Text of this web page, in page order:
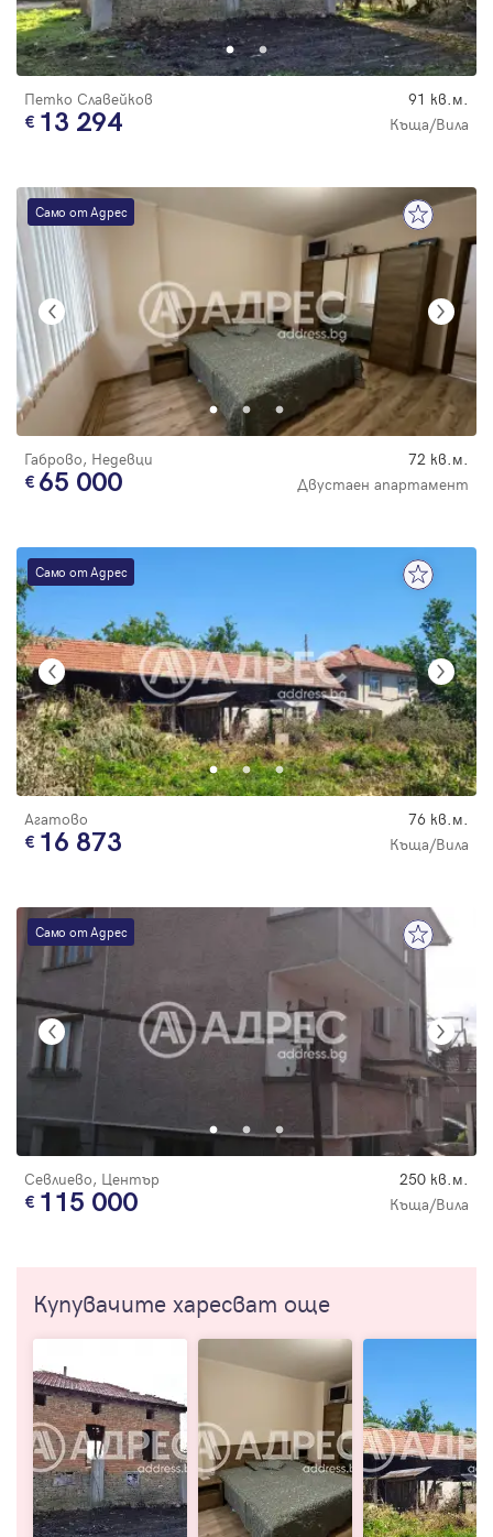
Петко Славейков 91 кв.м.
13 294 Къща/Вила
Само от Адрес
Габрово, Недевци 72 кв.м.
65 000 Двустаен апартамент
Само от Адрес
Агатово 76 кв.м.
16 873 Къща/Вила
Само от Адрес
Севлиево, Център 250 кв.м.
115 000 Къща/Вила
Купувачите харесват още
Парола
Забравена парола